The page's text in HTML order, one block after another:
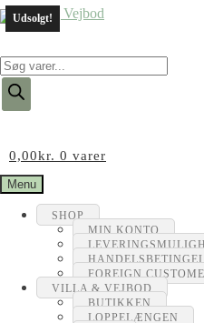
Products
search
0,00kr. 0 varer
Menu
SHOP
MIN KONTO
FOREIGN
VILLA & VEJBOD
BUTIKKEN
LOPPELÆNGEN
Udsolgt!